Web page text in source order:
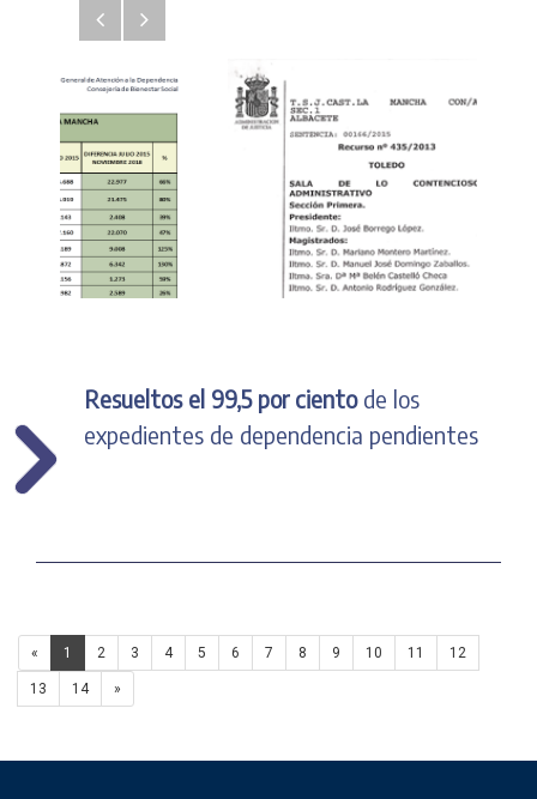
AnteriorSiguiente
Resueltos el 99,5 por ciento de los
expedientes de dependencia pendientes
« 1 2 3 4 5 6 7 8 9 10 11 12
13 14 »